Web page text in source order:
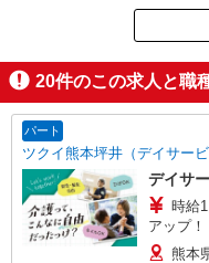
20件のこの求人と職
パート
ツクイ熊本坪井（デイサービ
デイサ
時給1,087
アップ
熊本